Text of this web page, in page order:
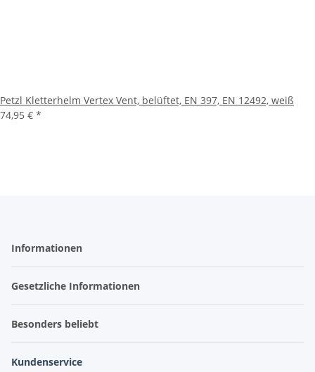
Petzl Kletterhelm Vertex Vent, belüftet, EN 397, EN 12492, weiß
74,95 € *
Informationen
Gesetzliche Informationen
Besonders beliebt
Kundenservice